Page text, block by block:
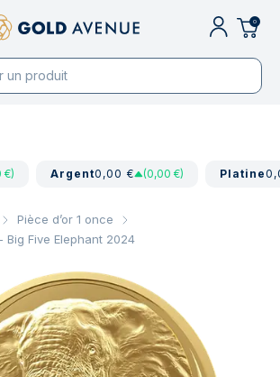
0
€) Argent0,00 € (0,00 €) Platine
Pièce d’or 1 once
Big Five Elephant 2024